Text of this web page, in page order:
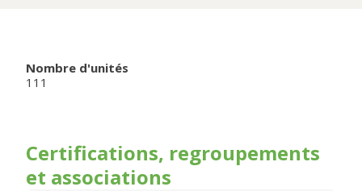
Nombre d'unités
111
Certifications, regroupements
et associations